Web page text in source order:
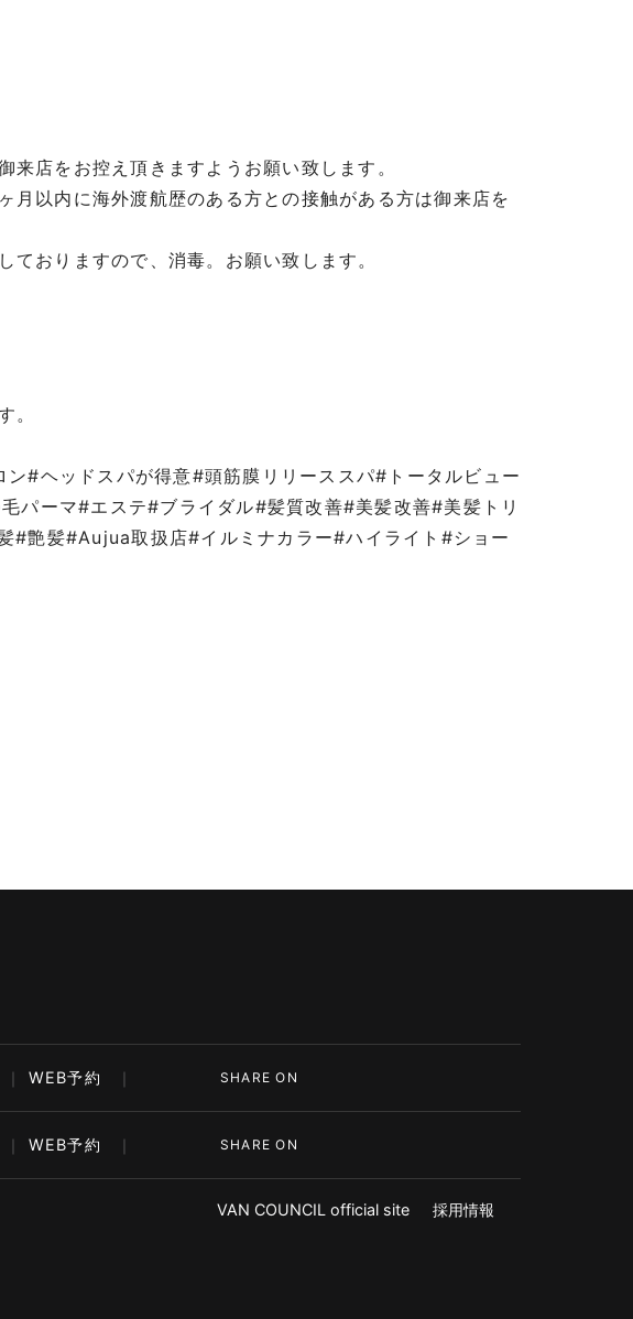
店をお控え頂きますようお願い致します。
月以内に海外渡航歴のある方との接触がある方は御来店を
おりますので、消毒。お願い致します。
。
#ヘッドスパが得意#頭筋膜リリーススパ#トータルビュー
パーマ#エステ#ブライダル#髪質改善#美髪改善#美髪トリ
#艶髪#Aujua取扱店#イルミナカラー#ハイライト#ショー
WEB予約 SHARE ON
WEB予約 SHARE ON
VAN COUNCIL official site 採用情報